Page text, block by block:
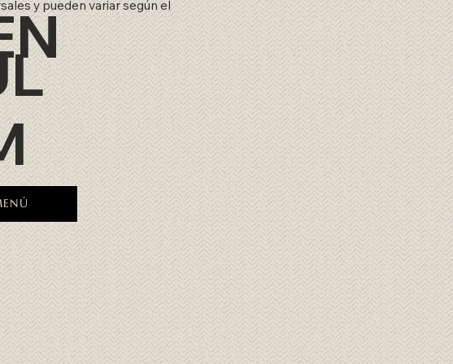
y pueden variar según el